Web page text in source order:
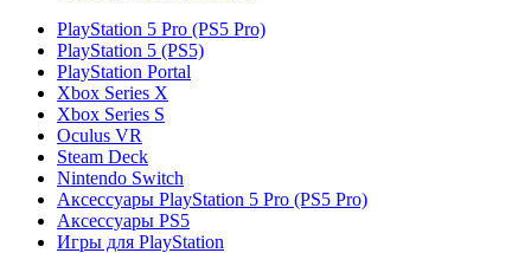
PlayStation 5 Pro (PS5 Pro)
PlayStation 5 (PS5)
PlayStation Portal
Xbox Series X
Xbox Series S
Oculus VR
Steam Deck
Nintendo Switch
Аксессуары PlayStation 5 Pro (PS5 Pro)
Аксессуары PS5
Игры для PlayStation